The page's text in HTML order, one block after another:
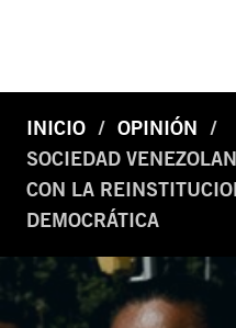
INICIO
OPINIÓN
SOCIEDAD
CON LA
DEMOCRÁTICA